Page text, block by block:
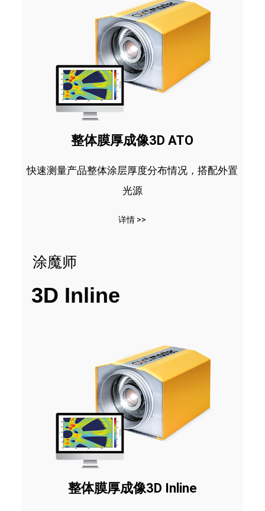
整体膜厚成像3D ATO
快速测量产品整体涂层厚度分布情况，搭配外置
光源
详情 >>
涂魔师
3D Inline
整体膜厚成像3D Inline